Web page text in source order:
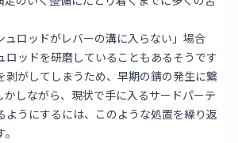
ュロッドがレバーの溝に入らない」場合
ロッドを研磨していることもあるそうです
剥がしてしまうため、早期の錆の発生に繋
かしながら、現状で手に入るサードパーテ
ようにするには、このような処置を繰り返